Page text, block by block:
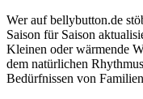
Wer auf bellybutton.de
Saison für Saison
Kleinen oder wärmende
dem natürlichen
Bedürfnissen von